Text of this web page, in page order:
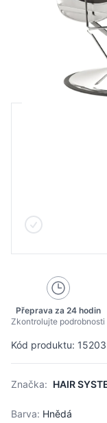
Kadeřnické
Kód produktu:
Značka: HAIR
Barva: Hnědá
B2B
Přeprava za 24 hodin
Zkontrolujte podrobnosti